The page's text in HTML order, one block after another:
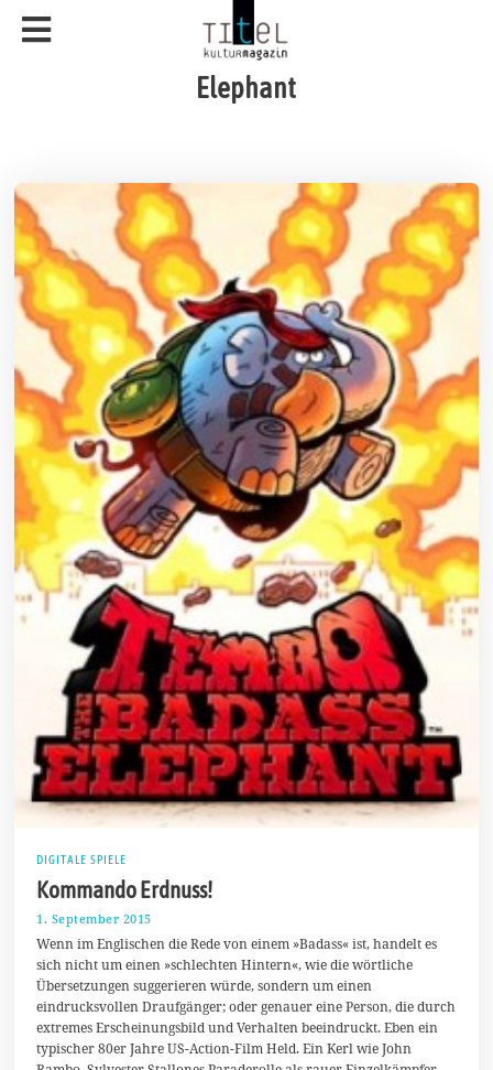
Elephant
DIGITALE SPIELE
Kommando Erdnuss!
1. September 2015
.
O
k
t
b
e
Wenn im Englischen die Rede von einem »Badass« ist, handelt es
sich nicht um einen »schlechten Hintern«, wie die wörtliche
Übersetzungen suggerieren würde, sondern um einen
eindrucksvollen Draufgänger; oder genauer eine Person, die durch
extremes Erscheinungsbild und Verhalten beeindruckt. Eben ein
typischer 80er Jahre US-Action-Film Held. Ein Kerl wie John